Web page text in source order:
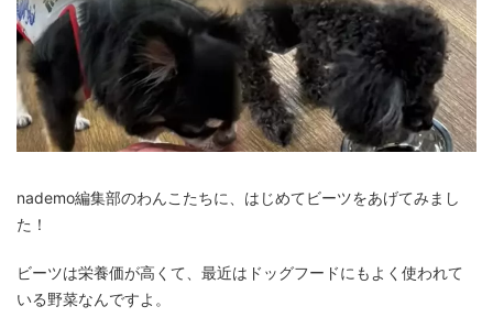
nademo編集部のわんこたちに、はじめてビーツをあげてみまし
た！
ビーツは栄養価が高くて、最近はドッグフードにもよく使われて
いる野菜なんですよ。